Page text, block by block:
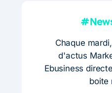
Chaque
d'actus
Ebusiness
boite